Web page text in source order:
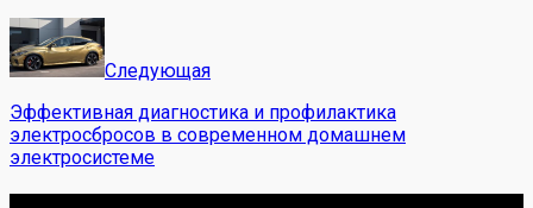
Следующая
Эффективная диагностика и профилактика
электросбросов в современном домашнем
электросистеме